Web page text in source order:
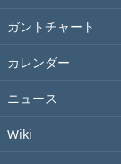
ガントチャート
カレンダー
ニュース
Wiki